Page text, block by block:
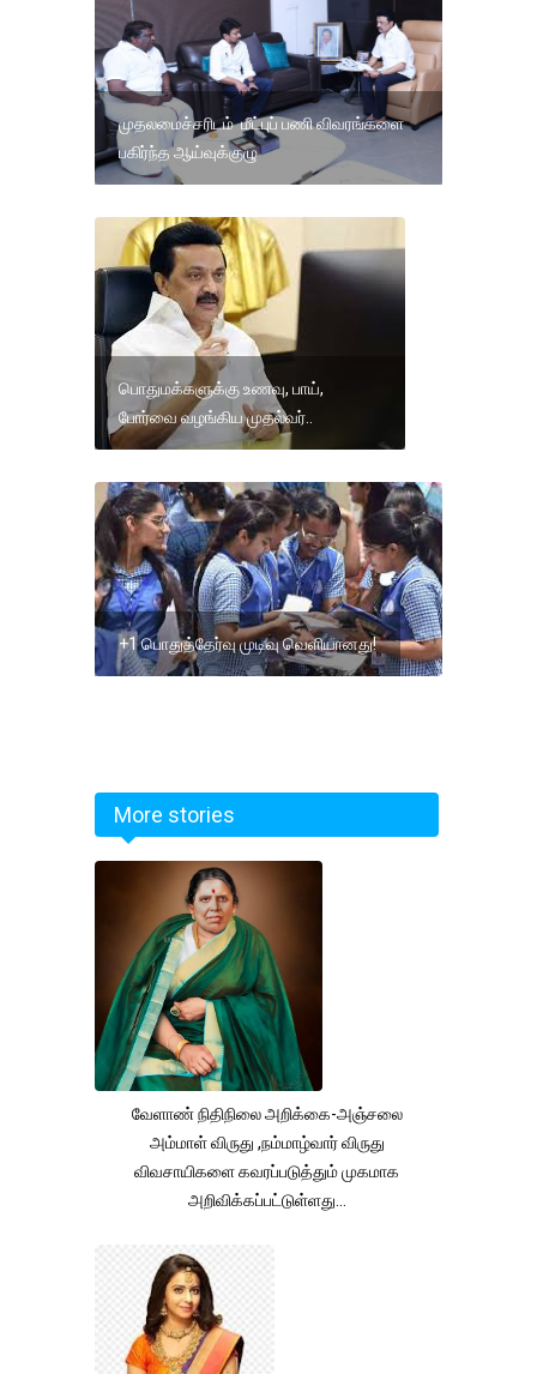
முதலமைச்சரிடம் மீட்புப் பணி விவரங்களை
பகிர்ந்த ஆய்வுக்குழு
பொதுமக்களுக்கு உணவு, பாய்,
போர்வை வழங்கிய முதல்வர்..
+1 பொதுத்தேர்வு முடிவு வெளியானது!
More stories
வேளாண் நிதிநிலை அறிக்கை-அஞ்சலை
அம்மாள் விருது ,நம்மாழ்வார் விருது
விவசாயிகளை கவரப்படுத்தும் முகமாக
அறிவிக்கப்பட்டுள்ளது...